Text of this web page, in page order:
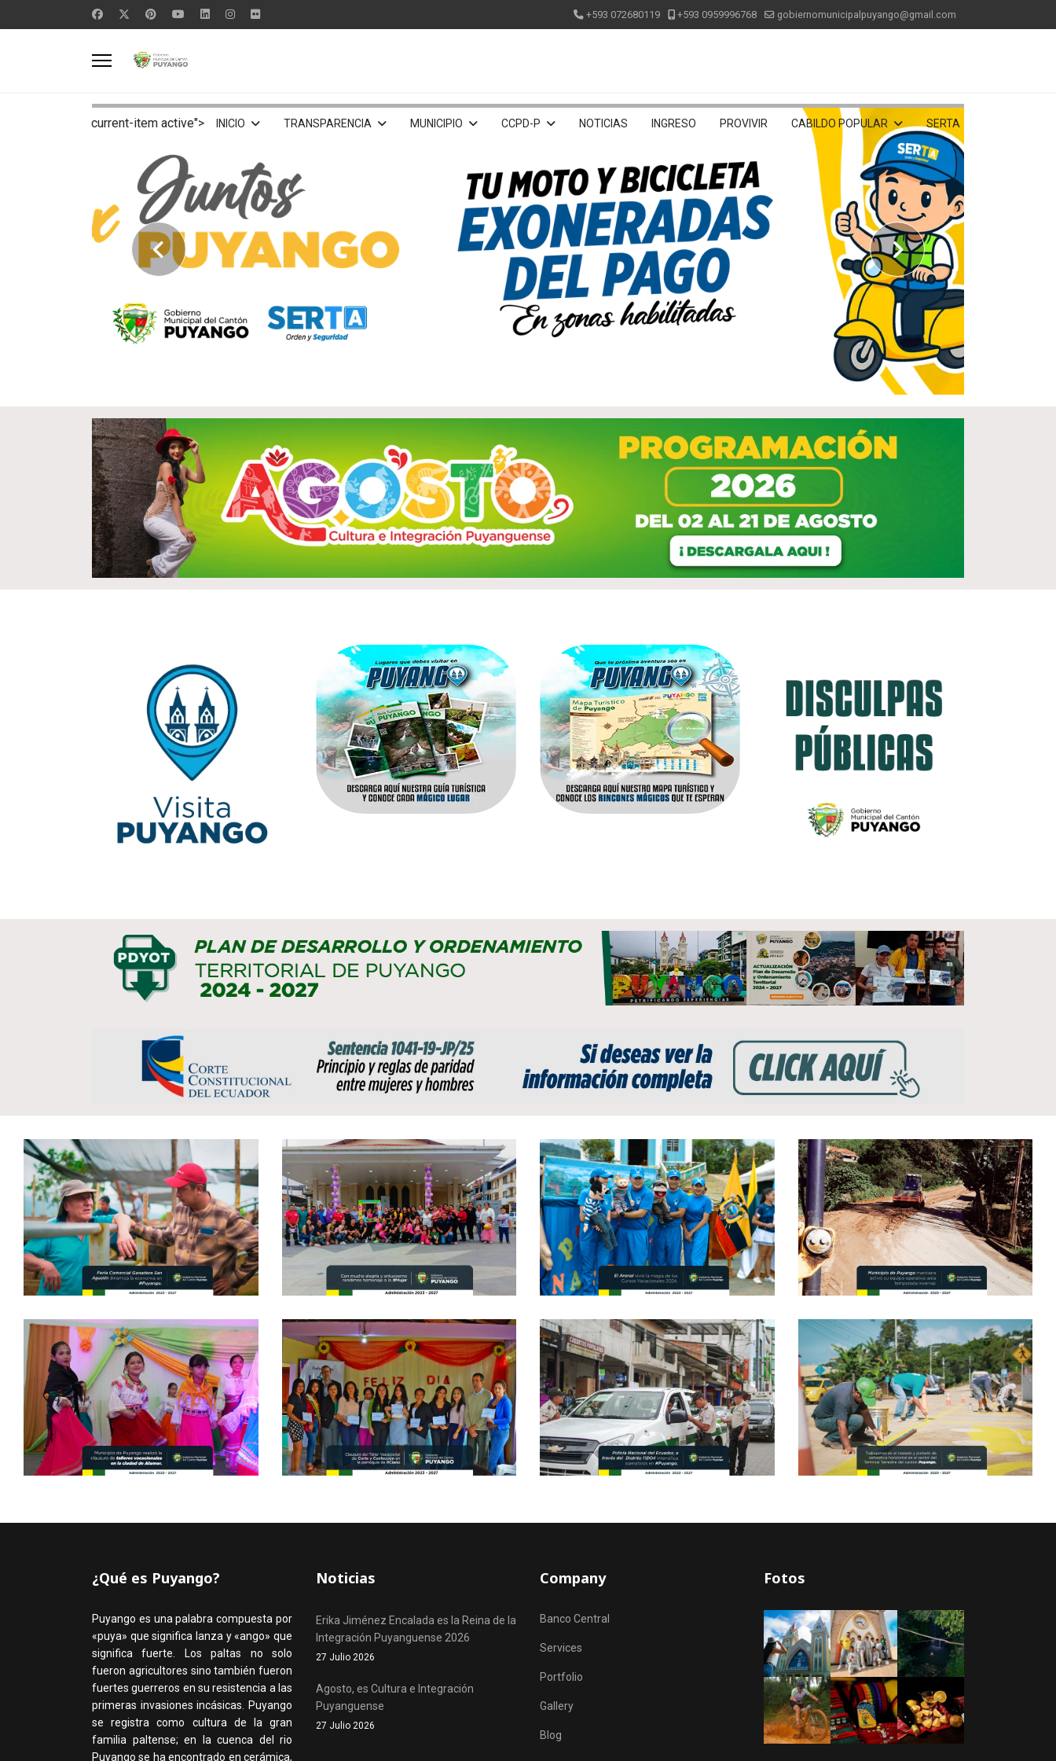
+593 072680119 +593 0959996768 gobiernomunicipalpuyango@gmail.com
current-item active"> INICIO TRANSPARENCIA MUNICIPIO CCPD-P NOTICIAS INGRESO PROVIVIR CABILDO POPULAR SERTA
¿Qué es Puyango?
Puyango es una palabra compuesta por
«puya» que significa lanza y «ango» que
significa fuerte. Los paltas no solo
fueron agricultores sino también fueron
fuertes guerreros en su resistencia a las
primeras invasiones incásicas. Puyango
se registra como cultura de la gran
familia paltense; en la cuenca del rio
Puyango se ha encontrado en cerámica,
Noticias
Erika Jiménez Encalada es la Reina de la
Integración Puyanguense 2026
27 Julio 2026
Agosto, es Cultura e Integración
Puyanguense
27 Julio 2026
Company
Banco Central
Services
Portfolio
Gallery
Blog
Fotos